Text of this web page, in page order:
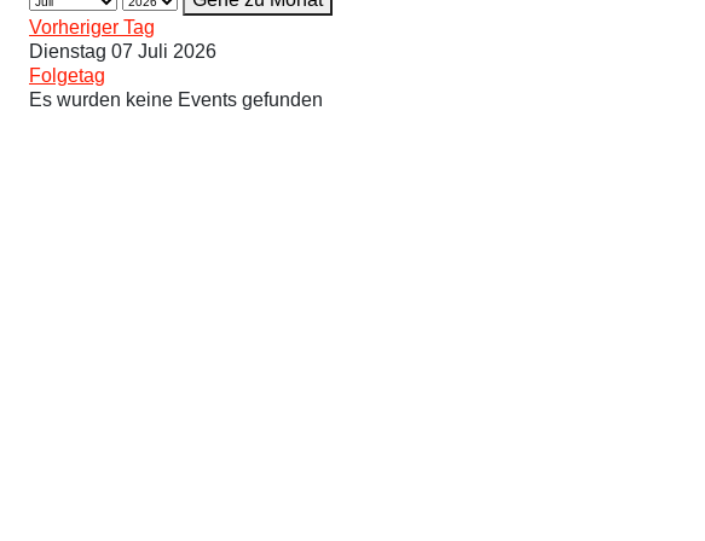
Vorheriger Tag
Dienstag 07 Juli 2026
Folgetag
Es wurden keine Events gefunden